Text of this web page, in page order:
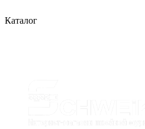
Каталог